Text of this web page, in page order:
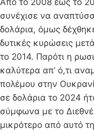
συνέχισε να
δολάρια, όμως
δυτικές κυρώσεις
το 2014. Παρότι η
καλύτερα απ’ ό,τι
πολέμου στην
σε δολάρια το 2024
σύμφωνα με το
μικρότερο από αυτό